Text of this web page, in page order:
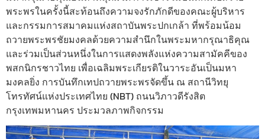
พระพรในครั้งนี้สะท้อนถึงความจงรักภักดีของคณะผู้บริหาร
และกรรมการสมาคมแห่งสถาบันพระปกเกล้า ที่พร้อมน้อม
ถวายพระพรชัยมงคลด้วยความสำนึกในพระมหากรุณาธิคุณ
และร่วมเป็นส่วนหนึ่งในการแสดงพลังแห่งความสามัคคีของ
พสกนิกรชาวไทย เพื่อเฉลิมพระเกียรติในวาระอันเป็นมหา
มงคลยิ่ง การบันทึกเทปถวายพระพรจัดขึ้น ณ สถานีวิทยุ
โทรทัศน์แห่งประเทศไทย (NBT) ถนนวิภาวดีรังสิต
กรุงเทพมหานคร ประมวลภาพกิจกรรม